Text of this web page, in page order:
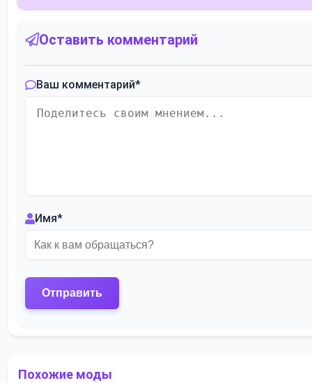
Оставить комментарий
Ваш комментарий*
Имя*
Похожие моды